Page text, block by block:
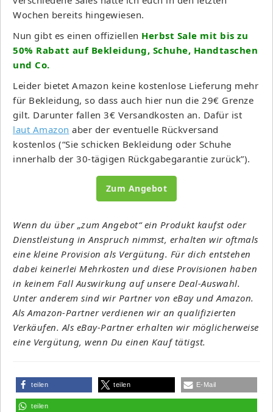
Wochen bereits hingewiesen.
Nun gibt es einen offiziellen Herbst Sale mit bis zu
50% Rabatt auf Bekleidung, Schuhe, Handtaschen
und Co.
Leider bietet Amazon keine kostenlose Lieferung mehr
für Bekleidung, so dass auch hier nun die 29€ Grenze
gilt. Darunter fallen 3€ Versandkosten an. Dafür ist
laut Amazon aber der eventuelle Rückversand
kostenlos (“Sie schicken Bekleidung oder Schuhe
innerhalb der 30-tägigen Rückgabegarantie zurück”).
Zum Angebot
Wenn du über „zum Angebot“ ein Produkt kaufst oder
Dienstleistung in Anspruch nimmst, erhalten wir oftmals
eine kleine Provision als Vergütung. Für dich entstehen
dabei keinerlei Mehrkosten und diese Provisionen haben
in keinem Fall Auswirkung auf unsere Deal-Auswahl.
Unter anderem sind wir Partner von eBay und Amazon.
Als Amazon-Partner verdienen wir an qualifizierten
Verkäufen. Als eBay-Partner erhalten wir möglicherweise
eine Vergütung, wenn Du einen Kauf tätigst.
teilen teilen E-Mail
teilen